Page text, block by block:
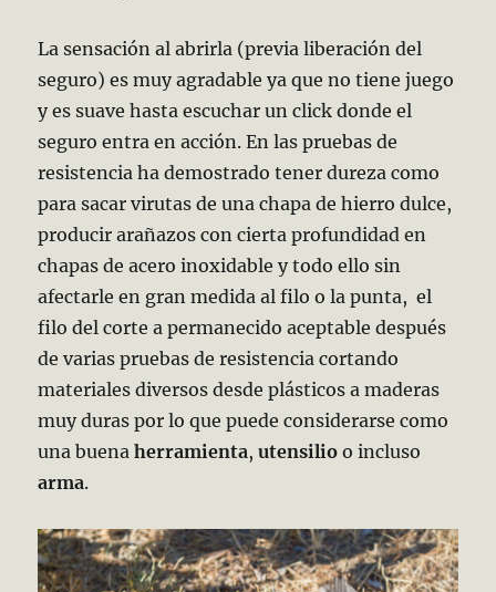
La sensación al abrirla (previa liberación del
seguro) es muy agradable ya que no tiene juego
y es suave hasta escuchar un click donde el
seguro entra en acción. En las pruebas de
resistencia ha demostrado tener dureza como
para sacar virutas de una chapa de hierro dulce,
producir arañazos con cierta profundidad en
chapas de acero inoxidable y todo ello sin
afectarle en gran medida al filo o la punta, el
filo del corte a permanecido aceptable después
de varias pruebas de resistencia cortando
materiales diversos desde plásticos a maderas
muy duras por lo que puede considerarse como
una buenaherramienta,utensilio o incluso
arma.